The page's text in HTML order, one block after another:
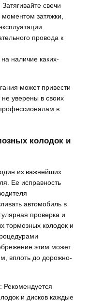
свечи
затяжки,
провода к
наличие каких-
может привести
уверены в своих
в
колодок и
из важнейших
Ее исправность
автомобиль в
проверка и
тормозных колодок и
этим может
вплоть до дорожно-
Рекомендуется
и дисков каждые